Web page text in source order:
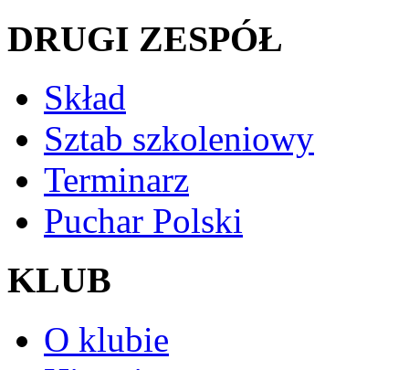
DRUGI ZESPÓŁ
Skład
Sztab szkoleniowy
Terminarz
Puchar Polski
KLUB
O klubie